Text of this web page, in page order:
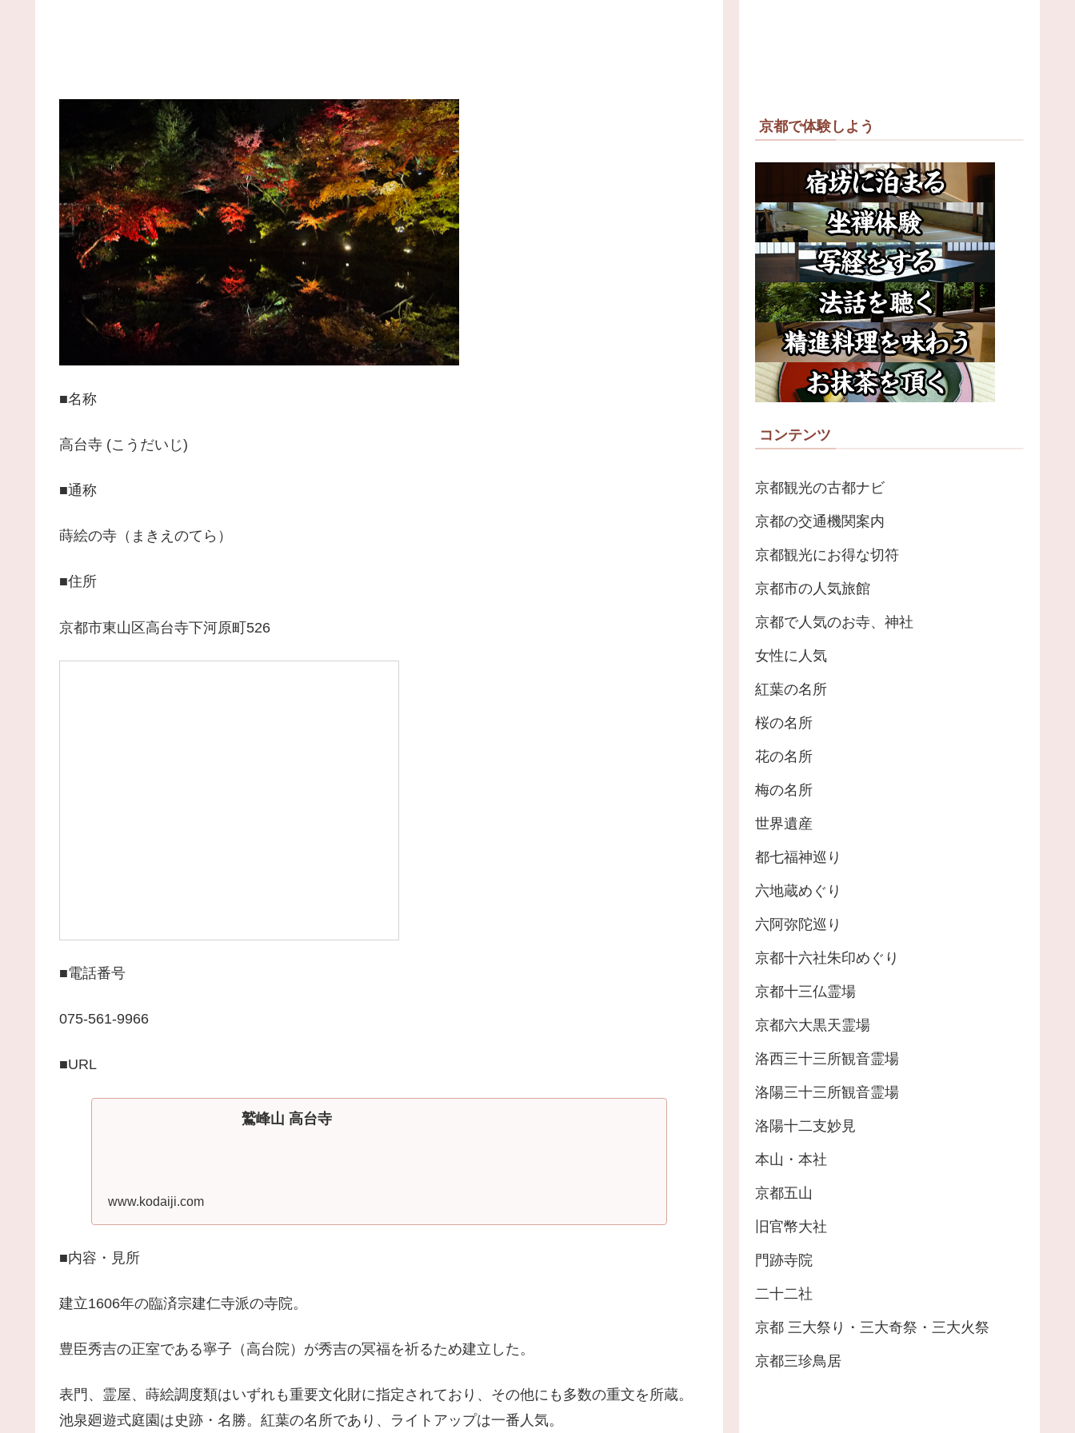
■名称
高台寺 (こうだいじ)
■通称
蒔絵の寺（まきえのてら）
■住所
京都市東山区高台寺下河原町526
■電話番号
075-561-9966
■URL
鷲峰山 高台寺
www.kodaiji.com
■内容・見所
建立1606年の臨済宗建仁寺派の寺院。
豊臣秀吉の正室である寧子（高台院）が秀吉の冥福を祈るため建立した。
表門、霊屋、蒔絵調度類はいずれも重要文化財に指定されており、その他にも多数の重文を所蔵。
池泉廻遊式庭園は史跡・名勝。紅葉の名所であり、ライトアップは一番人気。
京都で体験しよう
コンテンツ
京都観光の古都ナビ
京都の交通機関案内
京都観光にお得な切符
京都市の人気旅館
京都で人気のお寺、神社
女性に人気
紅葉の名所
桜の名所
花の名所
梅の名所
世界遺産
都七福神巡り
六地蔵めぐり
六阿弥陀巡り
京都十六社朱印めぐり
京都十三仏霊場
京都六大黒天霊場
洛西三十三所観音霊場
洛陽三十三所観音霊場
洛陽十二支妙見
本山・本社
京都五山
旧官幣大社
門跡寺院
二十二社
京都 三大祭り・三大奇祭・三大火祭
京都三珍鳥居